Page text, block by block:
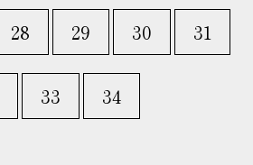
28 29 30 31
33 34